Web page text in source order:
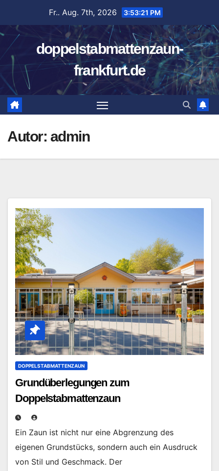
springen
Fr.. Aug. 7th, 2026 3:53:22 PM
doppelstabmattenzaun-
frankfurt.de
Autor: admin
DOPPELSTABMATTENZAUN
Grundüberlegungen zum
Doppelstabmattenzaun
Ein Zaun ist nicht nur eine Abgrenzung des
eigenen Grundstücks, sondern auch ein Ausdruck
von Stil und Geschmack. Der